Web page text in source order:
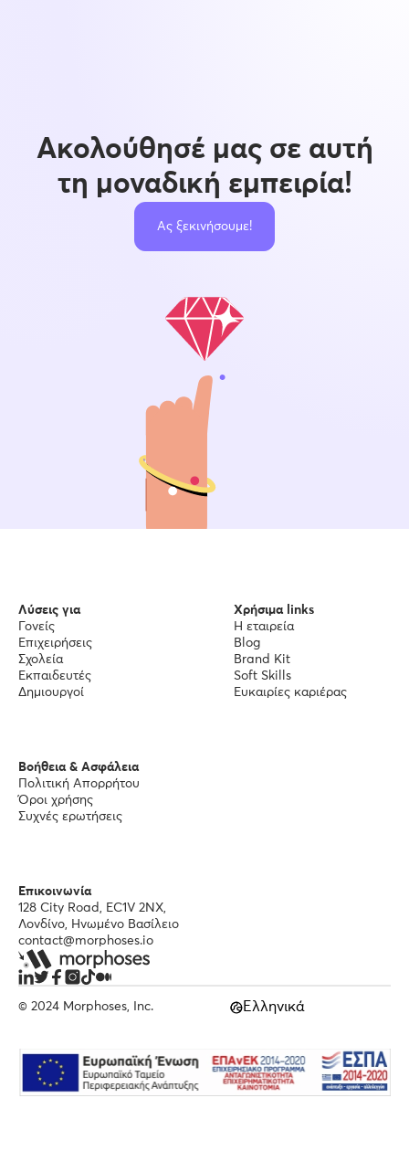
Ακολούθησέ μας σε αυτή
τη μοναδική εμπειρία!
Ας ξεκινήσουμε!
Λύσεις για
Γονείς
Επιχειρήσεις
Σχολεία
Εκπαιδευτές
Δημιουργοί
Χρήσιμα links
Η εταιρεία
Blog
Brand Kit
Soft Skills
Ευκαιρίες καριέρας
Βοήθεια & Ασφάλεια
Πολιτική Απορρήτου
Όροι χρήσης
Συχνές ερωτήσεις
Επικοινωνία
128 City Road, EC1V 2NX,
Λονδίνο, Ηνωμένο Βασίλειο
contact@morphoses.io
© 2024 Morphoses, Inc. Ελληνικά